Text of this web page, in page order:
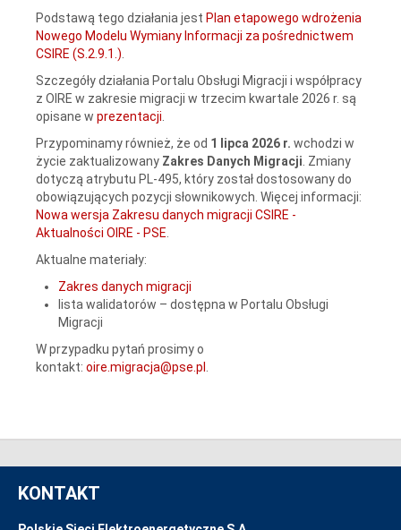
Podstawą tego działania jest Plan etapowego wdrożenia
Nowego Modelu Wymiany Informacji za pośrednictwem
CSIRE (S.2.9.1.)
Szczegóły działania Portalu Obsługi Migracji i współpracy
z OIRE w zakresie migracji w trzecim kwartale 2026 r. są
opisane w prezentacji
Przypominamy również, że od 1 lipca 2026 r. wchodzi w
życie zaktualizowany Zakres Danych Migracji . Zmiany
dotyczą atrybutu PL-495, który został dostosowany do
obowiązujących pozycji słownikowych. Więcej informacji:
Nowa wersja Zakresu danych migracji CSIRE -
Aktualności OIRE - PSE
Aktualne materiały:
Zakres danych migracji
lista walidatorów – dostępna w Portalu Obsługi
Migracji
W przypadku pytań prosimy o
kontakt: oire.migracja@pse.pl
KONTAKT